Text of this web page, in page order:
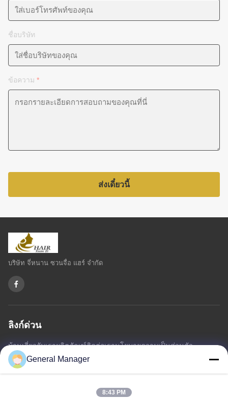
ชื่อบริษัท
ข้อความ *
ส่งเดี๋ยวนี้
บริษัท จี่หนาน ซวนจื่อ แฮร์ จำกัด
ลิงก์ด่วน
บ้านเกี่ยวกับเราผลิตภัณฑ์ติดต่อเรานโยบายความเป็นส่วนตัว
แผนผังเว็บไซต์
General Manager
8:43 PM